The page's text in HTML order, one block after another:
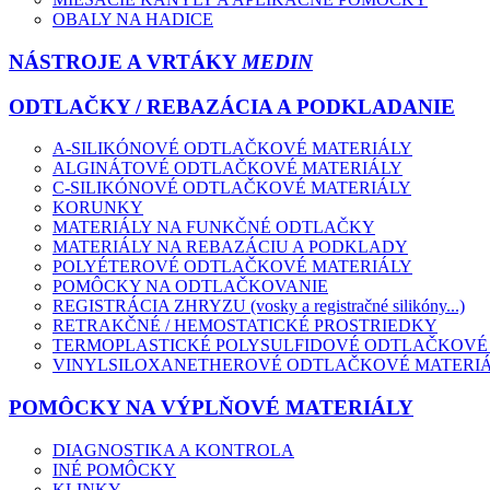
OBALY NA HADICE
NÁSTROJE A VRTÁKY MEDIN
ODTLAČKY / REBAZÁCIA A PODKLADANIE
A-SILIKÓNOVÉ ODTLAČKOVÉ MATERIÁLY
ALGINÁTOVÉ ODTLAČKOVÉ MATERIÁLY
C-SILIKÓNOVÉ ODTLAČKOVÉ MATERIÁLY
KORUNKY
MATERIÁLY NA FUNKČNÉ ODTLAČKY
MATERIÁLY NA REBAZÁCIU A PODKLADY
POLYÉTEROVÉ ODTLAČKOVÉ MATERIÁLY
POMÔCKY NA ODTLAČKOVANIE
REGISTRÁCIA ZHRYZU (vosky a registračné silikóny...)
RETRAKČNÉ / HEMOSTATICKÉ PROSTRIEDKY
TERMOPLASTICKÉ POLYSULFIDOVÉ
VINYLSILOXANETHEROVÉ ODTLAČKOVÉ
POMÔCKY NA VÝPLŇOVÉ MATERIÁLY
DIAGNOSTIKA A KONTROLA
INÉ POMÔCKY